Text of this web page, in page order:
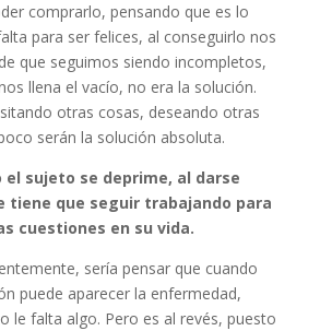
comprarlo, pensando que es lo
para ser felices, al conseguirlo nos
que seguimos siendo incompletos,
llena el vacío, no era la solución.
otras cosas, deseando otras
serán la solución absoluta.
el sujeto se deprime, al darse
tiene que seguir trabajando para
cuestiones en su vida.
sería pensar que cuando
puede aparecer la enfermedad,
le falta algo. Pero es al revés, puesto